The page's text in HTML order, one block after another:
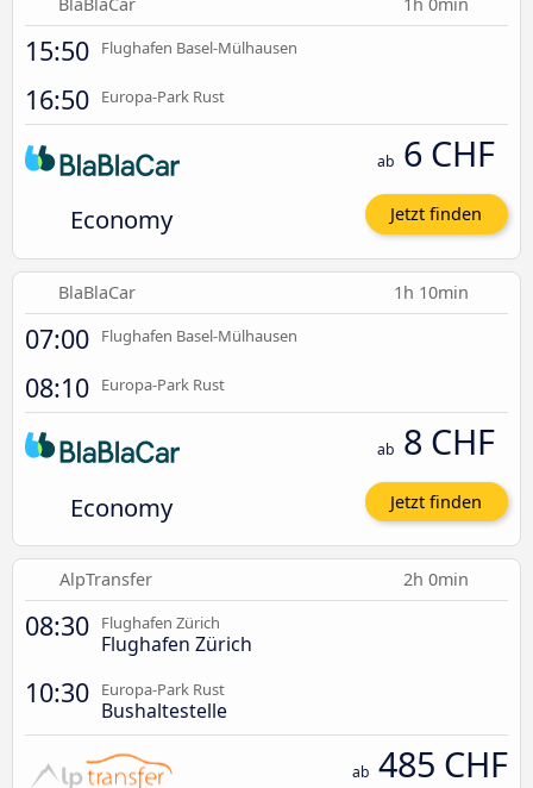
15:50 Flughafen Basel-Mülhausen
16:50 Europa-Park Rust
Economy
ab 6 CHF
Jetzt finden
BlaBlaCar 1h 10min
07:00 Flughafen Basel-Mülhausen
08:10 Europa-Park Rust
Economy
ab 8 CHF
Jetzt finden
AlpTransfer 2h 0min
08:30 Flughafen Zürich
Flughafen Zürich
10:30 Europa-Park Rust
Bushaltestelle
ab 485 CHF